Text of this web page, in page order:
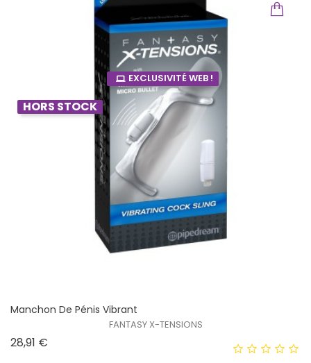
EXCLUSIVITÉ WEB !
HORS STOCK
Manchon De Pénis Vibrant
FANTASY X-TENSIONS
28,91 €